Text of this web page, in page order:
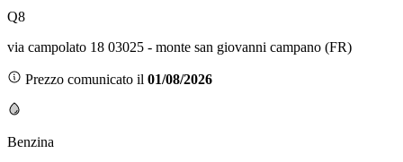
Q8
via campolato 18 03025 - monte san giovanni campano (FR)
Prezzo comunicato il 01/08/2026
Benzina